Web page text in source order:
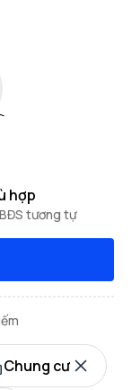
hợp
tương tự
Chung cư